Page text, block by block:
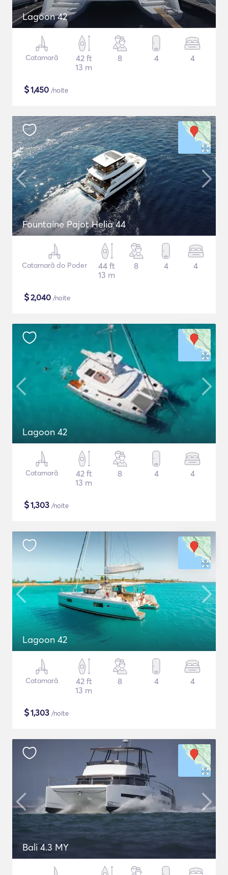
Lagoon 42
Catamarã
42 ft
13 m
8 4 4
$1,450 /noite
Fountaine Pajot Helia 44
Catamarã do Poder
44 ft
13 m
8 4 4
$2,040 /noite
Lagoon 42
Catamarã
42 ft
13 m
8 4 4
$1,303 /noite
Lagoon 42
Catamarã
42 ft
13 m
8 4 4
$1,303 /noite
Bali 4.3 MY